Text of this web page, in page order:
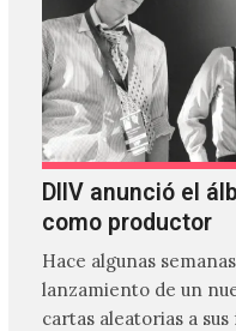
DIIV anunció el
como productor
Hace algunas
lanzamiento de un
cartas aleatorias a